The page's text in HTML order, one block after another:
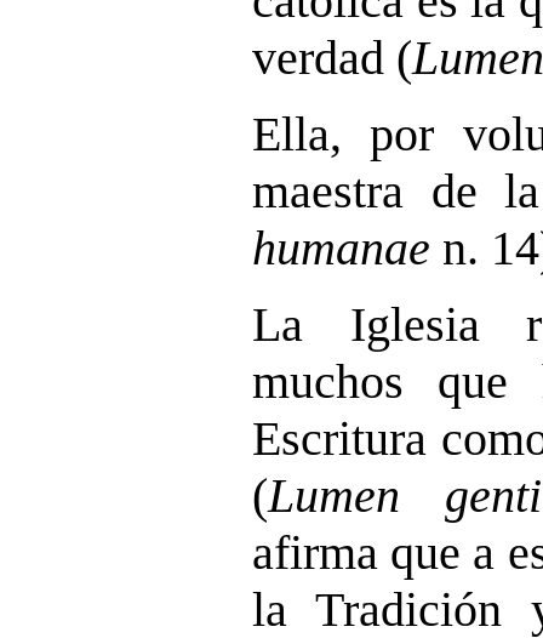
verdad (
Ella, por
maestra de
humanae n.
La Iglesia
muchos que
Escritura
(Lumen
afirma que a
la Tradición